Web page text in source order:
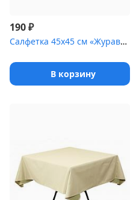
190₽
Салфетка 45х45 см «Журавинка» медь [(квадрат)]
В корзину